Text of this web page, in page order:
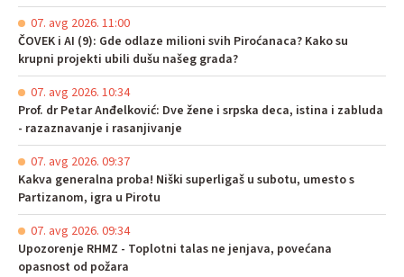
07. avg 2026. 11:00
ČOVEK i AI (9): Gde odlaze milioni svih Piroćanaca? Kako su
krupni projekti ubili dušu našeg grada?
07. avg 2026. 10:34
Prof. dr Petar Anđelković: Dve žene i srpska deca, istina i zabluda
- razaznavanje i rasanjivanje
07. avg 2026. 09:37
Kakva generalna proba! Niški superligaš u subotu, umesto s
Partizanom, igra u Pirotu
07. avg 2026. 09:34
Upozorenje RHMZ - Toplotni talas ne jenjava, povećana
opasnost od požara